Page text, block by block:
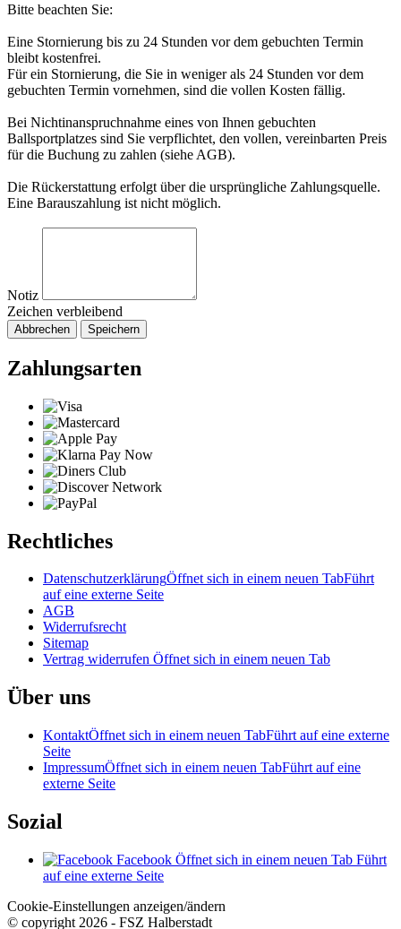
Bitte beachten Sie:
Eine Stornierung bis zu 24 Stunden vor dem gebuchten Termin
bleibt kostenfrei.
Für ein Stornierung, die Sie in weniger als 24 Stunden vor dem
gebuchten Termin vornehmen, sind die vollen Kosten fällig.
Bei Nichtinanspruchnahme eines von Ihnen gebuchten
Ballsportplatzes sind Sie verpflichtet, den vollen, vereinbarten Preis
für die Buchung zu zahlen (siehe AGB).
Die Rückerstattung erfolgt über die ursprüngliche Zahlungsquelle.
Eine Barauszahlung ist nicht möglich.
Notiz
Zeichen verbleibend
Abbrechen Speichern
Zahlungsarten
Rechtliches
DatenschutzerklärungÖffnet sich in einem neuen TabFührt
auf eine externe Seite
AGB
Widerrufsrecht
Sitemap
Vertrag widerrufen Öffnet sich in einem neuen Tab
Über uns
KontaktÖffnet sich in einem neuen TabFührt auf eine externe
Seite
ImpressumÖffnet sich in einem neuen TabFührt auf eine
externe Seite
Sozial
Facebook Öffnet sich in einem neuen Tab Führt
auf eine externe Seite
Cookie-Einstellungen anzeigen/ändern
© copyright 2026 - FSZ Halberstadt